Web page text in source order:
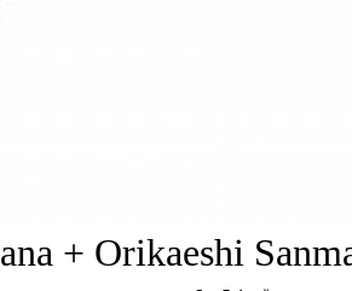
+ Orikaeshi